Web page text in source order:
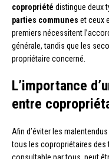
copropriété distingue deux
parties communes et ceux
premiers nécessitent
générale, tandis que les
propriétaire concerné.
L’importance
entre
Afin d’éviter les
tous les copropriétaires des